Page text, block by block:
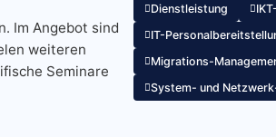
Im Angebot sind
weiteren
Seminare
Dienstleistung
IT-
Migrations-
System- und